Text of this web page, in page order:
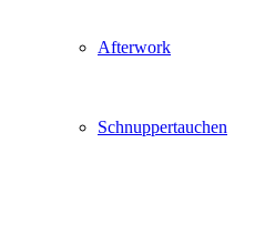
Afterwork
Schnuppertauchen